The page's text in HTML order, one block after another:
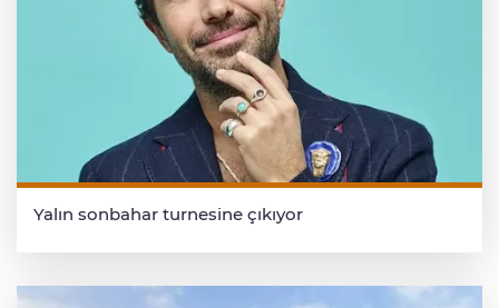
Yalın sonbahar turnesine çıkıyor